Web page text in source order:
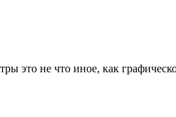
не что иное, как